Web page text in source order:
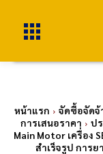
หน้าแรก จัดซื้อจัดจ้
การเสนอราคา
ป
Main Motor เครื่อง
สำเร็จรูป การ